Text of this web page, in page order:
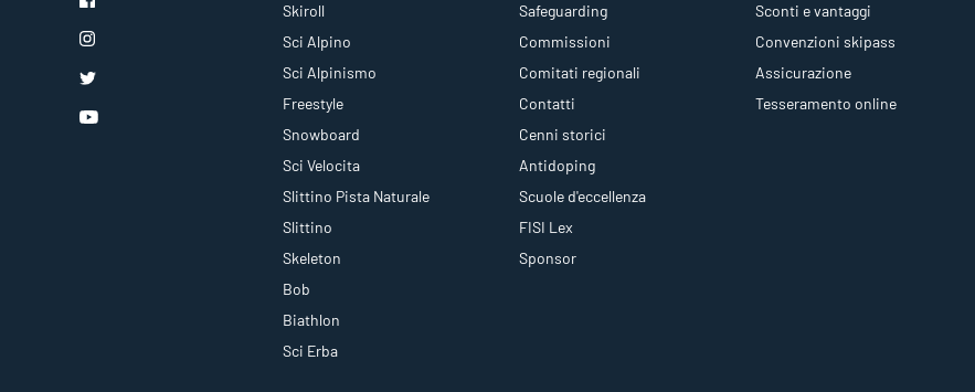
Skiroll
Sci Alpino
Sci Alpinismo
Freestyle
Snowboard
Sci Velocita
Slittino Pista Naturale
Slittino
Skeleton
Bob
Biathlon
Sci Erba
Safeguarding
Commissioni
Comitati regionali
Contatti
Cenni storici
Antidoping
Scuole d'eccellenza
FISI Lex
Sponsor
Sconti e vantaggi
Convenzioni skipass
Assicurazione
Tesseramento online